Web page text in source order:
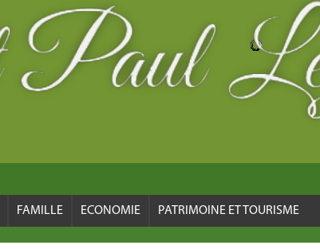
FAMILLE ECONOMIE PATRIMOINE ET TOURISME